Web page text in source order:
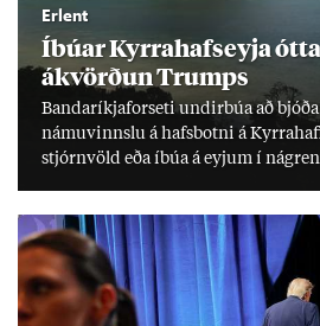
Erlent
Íbú­ar Kyrra­hafs­eyja
ákvörð­un Trumps
Banda­ríkja­for­seti und­ir­búa að
námu­vinnslu á hafs­botni á
stjórn­völd eða íbúa á eyj­um í